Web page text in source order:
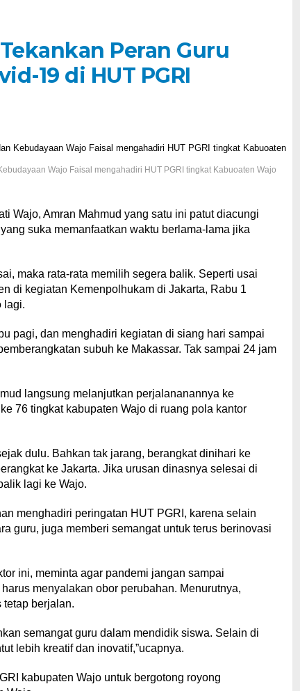
Peran Guru
19 di HUT PGRI
Wajo Faisal mengahadiri HUT PGRI tingkat Kabuoaten Wajo
Wajo, Amran Mahmud yang satu ini patut diacungi
suka memanfaatkan waktu berlama-lama jika
maka rata-rata memilih segera balik. Seperti usai
di kegiatan Kemenpolhukam di Jakarta, Rabu 1
lagi.
pagi, dan menghadiri kegiatan di siang hari sampai
subuh ke Makassar. Tak sampai 24 jam
langsung melanjutkan perjalananannya ke
76 tingkat kabupaten Wajo di ruang pola kantor
dulu. Bahkan tak jarang, berangkat dinihari ke
ke Jakarta. Jika urusan dinasnya selesai di
lagi ke Wajo.
menghadiri peringatan HUT PGRI, karena selain
guru, juga memberi semangat untuk terus berinovasi
ini, meminta agar pandemi jangan sampai
menyalakan obor perubahan. Menurutnya,
tetap berjalan.
semangat guru dalam mendidik siswa. Selain di
lebih kreatif dan inovatif,”ucapnya.
kabupaten Wajo untuk bergotong royong